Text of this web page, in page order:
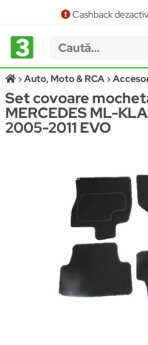
Cashback
Auto, Moto & RCA
Set covoare
MERCEDES ML-
2005-2011 EVO